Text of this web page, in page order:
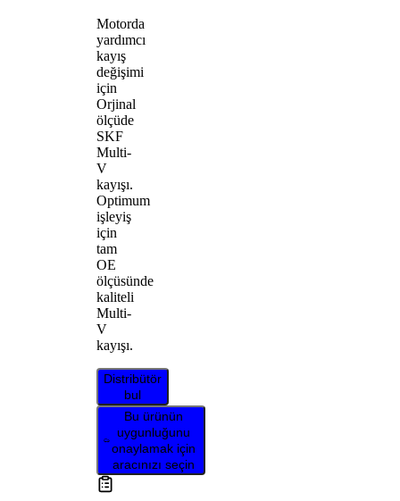
Motorda
yardımcı
kayış
değişimi
için
Orjinal
ölçüde
SKF
Multi-
V
kayışı.
Optimum
işleyiş
için
tam
OE
ölçüsünde
kaliteli
Multi-
V
kayışı.
Distribütör
bul
Bu ürünün
uygunluğunu
onaylamak için
aracınızı seçin